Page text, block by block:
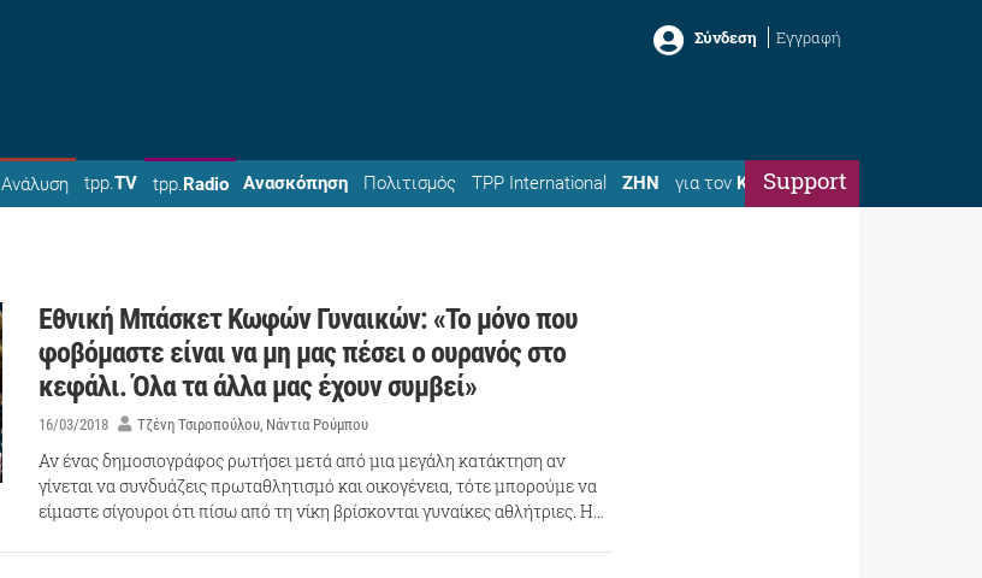
Σύνδεση Εγγραφή
Ανάλυση tpp.TV tpp.Radio Ανασκόπηση Πολιτισμός TPP International ΖΗΝ για τον ΚώσταSupport
Εθνική Μπάσκετ Κωφών Γυναικών: «Το μόνο που
φοβόμαστε είναι να μη μας πέσει ο ουρανός στο
κεφάλι. Όλα τα άλλα μας έχουν συμβεί»
16/03/2018 Τζένη Τσιροπούλου Νάντια Ρούμπου
Αν ένας δημοσιογράφος ρωτήσει μετά από μια μεγάλη κατάκτηση αν
γίνεται να συνδυάζεις πρωταθλητισμό και οικογένεια, τότε μπορούμε να
είμαστε σίγουροι ότι πίσω από τη νίκη βρίσκονται γυναίκες αθλήτριες. Η…